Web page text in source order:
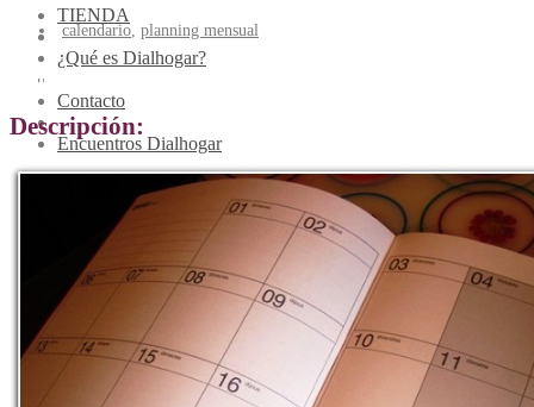
TIENDA
¿Qué es Dialhogar?
Contacto
Encuentros Dialhogar
calendario, planning mensual
Plan mensual
Descripción: